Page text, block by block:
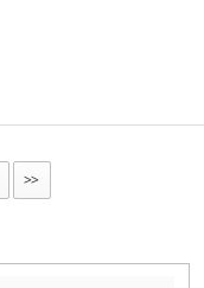
>>